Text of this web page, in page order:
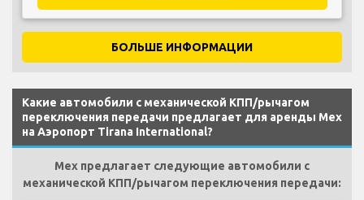
БОЛЬШЕ ИНФОРМАЦИИ
Какие автомобили с механической КПП/рычагом
переключения передачи предлагает для аренды Mex
на Аэропорт Tirana International?
Mex предлагает следующие автомобили с
механической КПП/рычагом переключения передачи: